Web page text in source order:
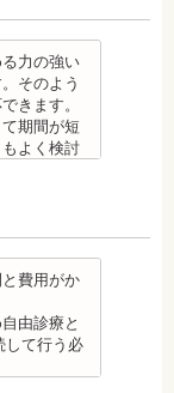
了後に虫
を一度外
す。
療が行え
終わらせ
歯周病の
噛み合わ
せが悪く
治療を行
。また、
酔の中に
るものも
用する
す。ま
ものを飲
リスクが
ギー反応
。治療終
外して虫
ッシング
歯や歯周
矯正治療
腔の粘膜
に歯科医
い場合
康上問題
師の判断
ると、動
た、頬を
んでもわ
ありま
レルギー
じると蓄
インプラ
膿症の治
ありま
り、外科
までは何
力が低下
慣の改
たり、痛
ますが、
ので、多
力の強い
そのよう
きます。
期間が短
よく検討
く、表面
が割れて
セラミッ
士との場
若干弱い
しりをす
はジルコ
費用がか
由診療と
して行う必